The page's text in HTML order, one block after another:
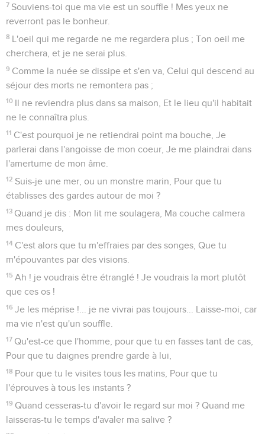
7 Souviens-toi que ma vie est un souffle ! Mes yeux ne
reverront pas le bonheur.
8 L'oeil qui me regarde ne me regardera plus ; Ton oeil me
cherchera, et je ne serai plus.
9 Comme la nuée se dissipe et s'en va, Celui qui descend au
séjour des morts ne remontera pas ;
10 Il ne reviendra plus dans sa maison, Et le lieu qu'il habitait
ne le connaîtra plus.
11 C'est pourquoi je ne retiendrai point ma bouche, Je
parlerai dans l'angoisse de mon coeur, Je me plaindrai dans
l'amertume de mon âme.
12 Suis-je une mer, ou un monstre marin, Pour que tu
établisses des gardes autour de moi ?
13 Quand je dis : Mon lit me soulagera, Ma couche calmera
mes douleurs,
14 C'est alors que tu m'effraies par des songes, Que tu
m'épouvantes par des visions.
15 Ah ! je voudrais être étranglé ! Je voudrais la mort plutôt
que ces os !
16 Je les méprise !... je ne vivrai pas toujours... Laisse-moi, car
ma vie n'est qu'un souffle.
17 Qu'est-ce que l'homme, pour que tu en fasses tant de cas,
Pour que tu daignes prendre garde à lui,
18 Pour que tu le visites tous les matins, Pour que tu
l'éprouves à tous les instants ?
19 Quand cesseras-tu d'avoir le regard sur moi ? Quand me
laisseras-tu le temps d'avaler ma salive ?